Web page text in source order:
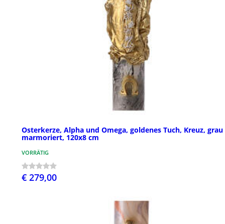
Osterkerze, Alpha und Omega, goldenes Tuch, Kreuz, grau
marmoriert, 120x8 cm
VORRÄTIG
€ 279,00